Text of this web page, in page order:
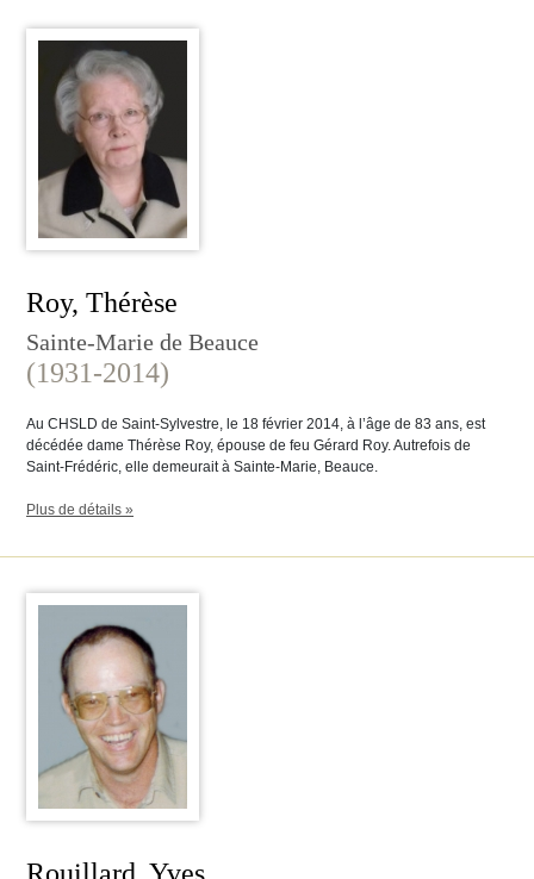
Roy, Thérèse
Sainte-Marie de Beauce
(1931-2014)
Au CHSLD de Saint-Sylvestre, le 18 février 2014, à l’âge de 83 ans, est
décédée dame Thérèse Roy, épouse de feu Gérard Roy. Autrefois de
Saint-Frédéric, elle demeurait à Sainte-Marie, Beauce.
Plus de détails »